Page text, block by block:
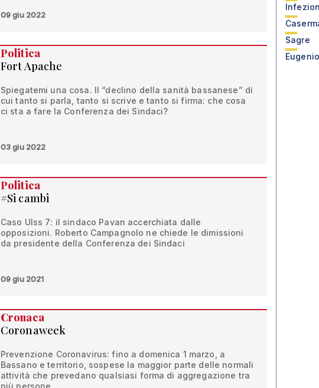
09 giu 2022
Politica
Fort Apache
Spiegatemi una cosa. Il “declino della sanità bassanese” di
cui tanto si parla, tanto si scrive e tanto si firma: che cosa
ci sta a fare la Conferenza dei Sindaci?
03 giu 2022
Politica
#Si cambi
Caso Ulss 7: il sindaco Pavan accerchiata dalle
opposizioni. Roberto Campagnolo ne chiede le dimissioni
da presidente della Conferenza dei Sindaci
09 giu 2021
Cronaca
Coronaweek
Prevenzione Coronavirus: fino a domenica 1 marzo, a
Bassano e territorio, sospese la maggior parte delle normali
attività che prevedano qualsiasi forma di aggregazione tra
più persone
Sagre